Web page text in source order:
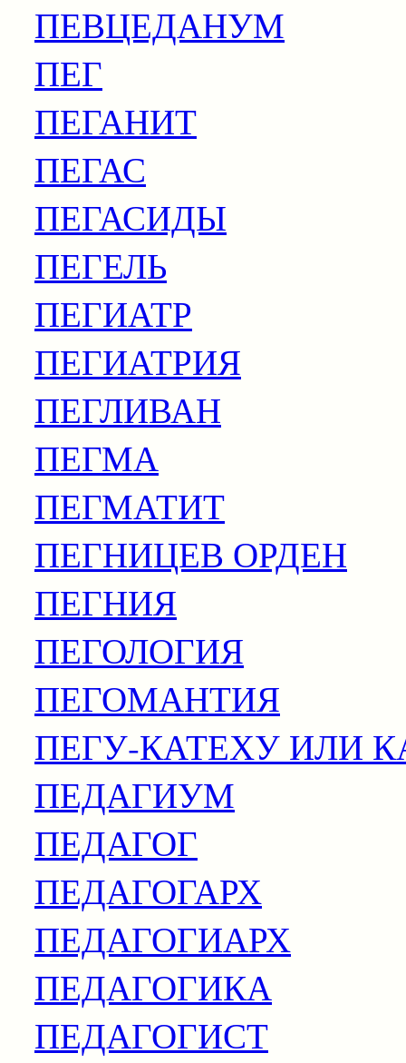
ПЕВЦЕДАНУМ
ПЕГ
ПЕГАНИТ
ПЕГАС
ПЕГАСИДЫ
ПЕГЕЛЬ
ПЕГИАТР
ПЕГИАТРИЯ
ПЕГЛИВАН
ПЕГМА
ПЕГМАТИТ
ПЕГНИЦЕВ ОРДЕН
ПЕГНИЯ
ПЕГОЛОГИЯ
ПЕГОМАНТИЯ
ПЕГУ-КАТЕХУ ИЛИ
ПЕДАГИУМ
ПЕДАГОГ
ПЕДАГОГАРХ
ПЕДАГОГИАРХ
ПЕДАГОГИКА
ПЕДАГОГИСТ